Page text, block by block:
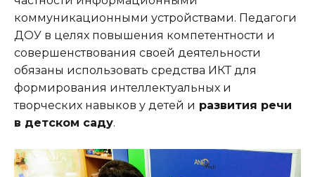
коммуникационными устройствами. Педагоги
ДОУ в целях повышения компетентности и
совершенствования своей деятельности
обязаны использовать средства ИКТ для
формирования интеллектуальных и
творческих навыков у детей и развития речи
в детском саду.